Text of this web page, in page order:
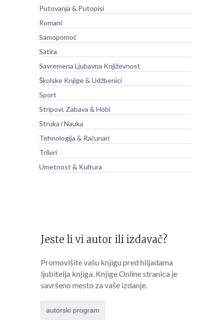
Putovanja & Putopisi
Romani
Samopomoć
Satira
Savremena Ljubavna Književnost
Školske Knjige & Udžbenici
Sport
Stripovi, Zabava & Hobi
Struka i Nauka
Tehnologija & Računari
Trileri
Umetnost & Kultura
Jeste li vi autor ili izdavač?
Promovišite vašu knjigu pred hiljadama
ljubitelja knjiga. Knjige Online stranica je
savršeno mesto za vaše izdanje.
autorski program